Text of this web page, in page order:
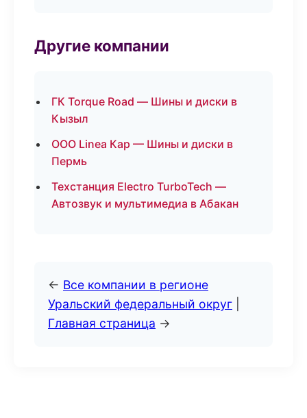
Другие компании
ГК Torque Road — Шины и диски в
Кызыл
ООО Linea Кар — Шины и диски в
Пермь
Техстанция Electro TurboTech —
Автозвук и мультимедиа в Абакан
← Все компании в регионе
Уральский федеральный округ
Главная страница →